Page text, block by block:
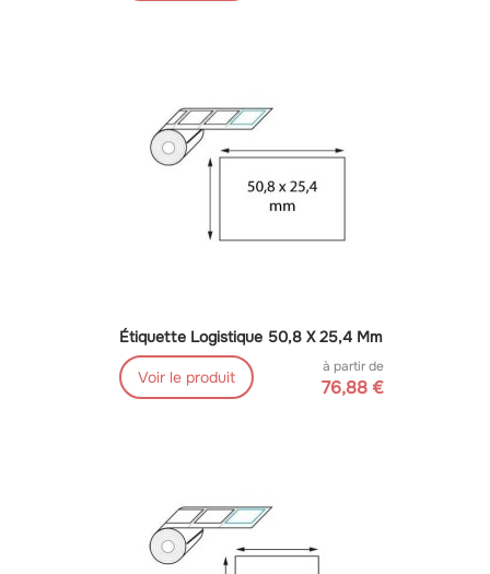
Étiquette Logistique 50,8 X 25,4 Mm
Voir le produit
à partir de
76,88 €